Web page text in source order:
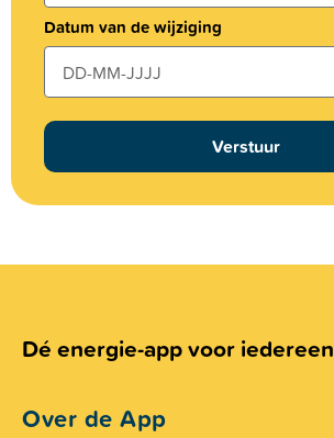
Datum van de wijziging
Verstuur
Dé energie-app voor iedereen
Over de App